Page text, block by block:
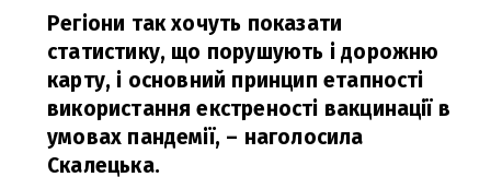
Регіони так хочуть показати
статистику, що порушують і дорожню
карту, і основний принцип етапності
використання екстреності вакцинації в
умовах пандемії, – наголосила
Скалецька.